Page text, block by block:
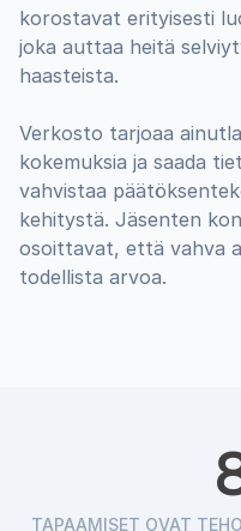
korostavat erityisesti
joka auttaa heitä
haasteista.
Verkosto tarjoaa
kokemuksia ja saada
vahvistaa
kehitystä. Jäsenten
osoittavat, että vahva
todellista arvoa.
TAPAAMISET OVAT